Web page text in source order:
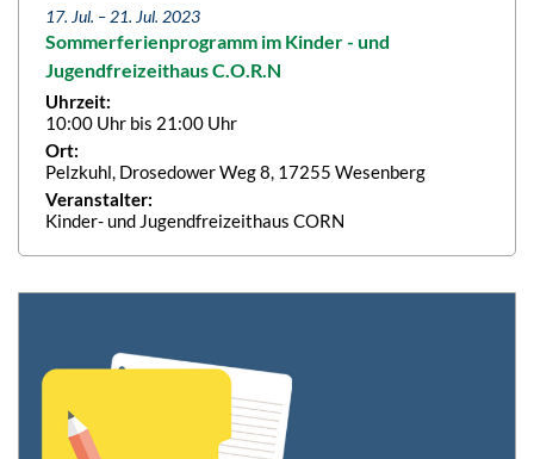
17. Jul. – 21. Jul. 2023
Sommerferienprogramm im Kinder - und
Jugendfreizeithaus C.O.R.N
Uhrzeit:
10:00 Uhr bis 21:00 Uhr
Ort:
Pelzkuhl, Drosedower Weg 8, 17255 Wesenberg
Veranstalter:
Kinder- und Jugendfreizeithaus CORN